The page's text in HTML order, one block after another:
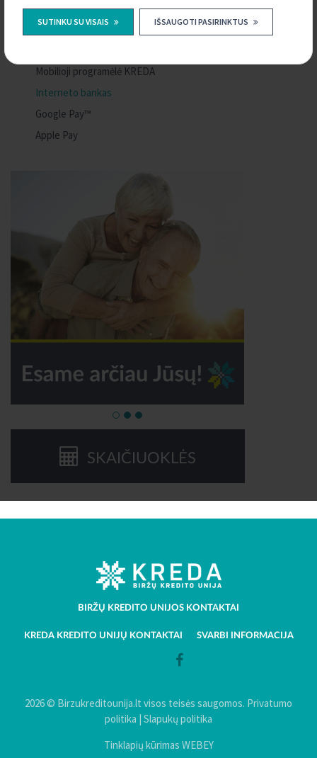
SUTINKU SU VISAIS IŠSAUGOTI PASIRINKTUS
Mokėjimo kortelės
Mokėjimo kortelių skaitytuvai
Mobilioji programėlė KREDA
Interneto bankas
Google Pay™
Apple Pay
SKAIČIUOKLĖS
BIRŽŲ KREDITO UNIJOS KONTAKTAI
KREDA KREDITO UNIJŲ KONTAKTAI SVARBI INFORMACIJA
2026 © Birzukreditounija.lt visos teisės saugomos. Privatumo
politika Slapukų politika
Tinklapių kūrimas WEBEY